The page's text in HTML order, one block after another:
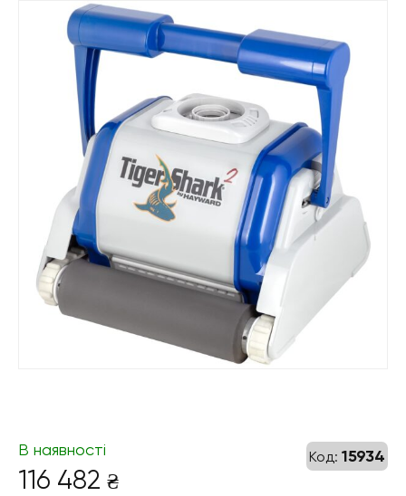
Код: 15934
В наявності
116 482 ₴